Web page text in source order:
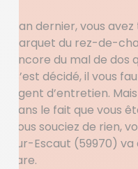
L’an dernier, vous
parquet du rez-de-
encore du mal de dos
C’est décidé, il vous
agent d’entretien.
dans le fait que vous
vous souciez de rien,
sur-Escaut (59970)
rare.